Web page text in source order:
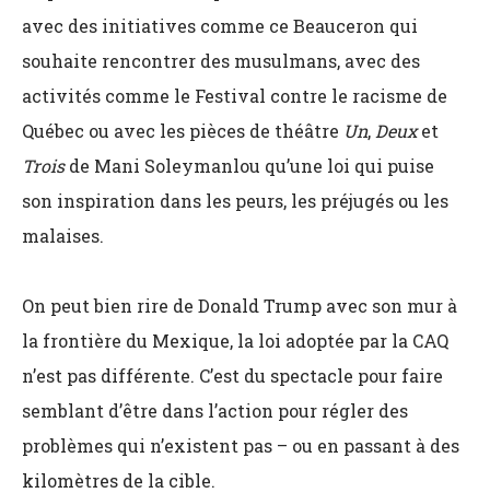
avec des initiatives comme ce Beauceron qui
souhaite rencontrer des musulmans, avec des
activités comme le Festival contre le racisme de
Québec ou avec les pièces de théâtre Un, Deuxet
Troisde Mani Soleymanlou qu’une loi qui puise
son inspiration dans les peurs, les préjugés ou les
malaises.
On peut bien rire de Donald Trump avec son mur à
la frontière du Mexique, la loi adoptée par la CAQ
n’est pas différente. C’est du spectacle pour faire
semblant d’être dans l’action pour régler des
problèmes qui n’existent pas – ou en passant à des
kilomètres de la cible.